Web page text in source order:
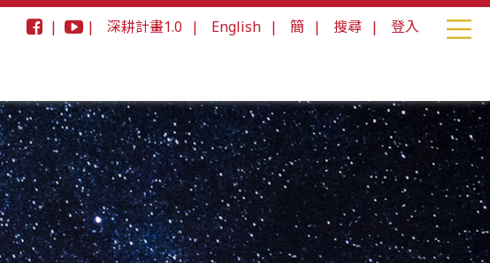
| | 深耕計畫1.0 | English | 簡 | 搜尋 | 登入